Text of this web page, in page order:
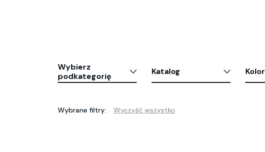
Wybierz
podkategorię
Katalog Kolor
Wybrane filtry: Wyczyść wszystko